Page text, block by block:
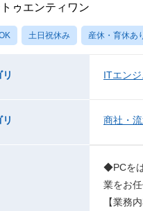
ゥエンティワン
土日祝休み 産休・育休あ
ITエン
商社・流
◆PCを
業をお任
【業